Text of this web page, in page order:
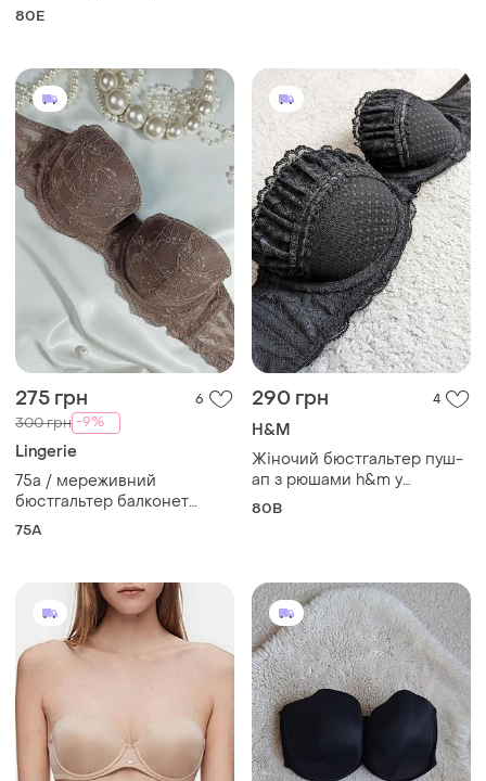
80E
275 грн 6
300 грн -9%
Lingerie
75а / мереживний
бюстгальтер балконет
анжеліка пуш ап без
75A
290 грн 4
H&M
Жіночий бюстгальтер пуш-
ап з рюшами h&m у
романтичному стилі
80B